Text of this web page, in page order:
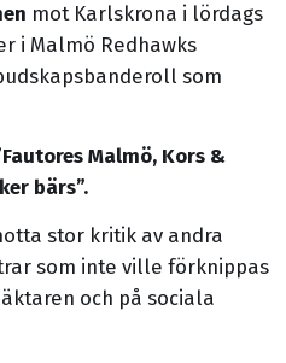
mot Karlskrona i lördags
i Malmö Redhawks
som
Malmö, Kors &
bärs”.
stor kritik av andra
som inte ville förknippas
och på sociala